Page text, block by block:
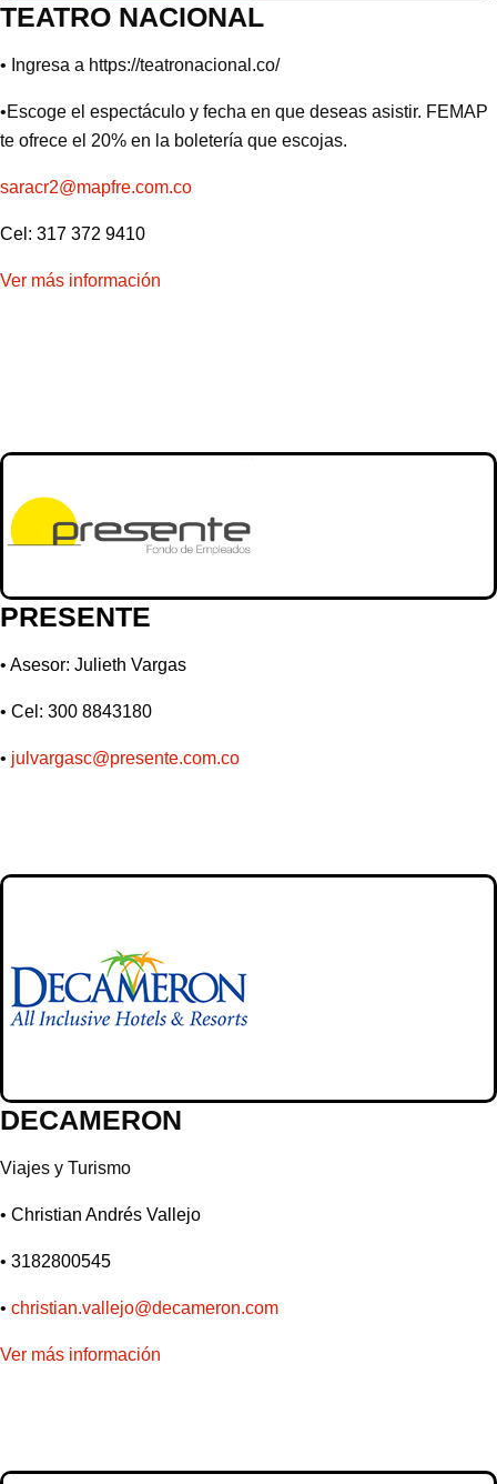
TEATRO NACIONAL
• Ingresa a https://teatronacional.co/
•Escoge el espectáculo y fecha en que deseas asistir. FEMAP
te ofrece el 20% en la boletería que escojas.
saracr2@mapfre.com.co
Cel: 317 372 9410
Ver más información
PRESENTE
• Asesor: Julieth Vargas
• Cel: 300 8843180
• julvargasc@presente.com.co
DECAMERON
Viajes y Turismo
• Christian Andrés Vallejo
• 3182800545
• christian.vallejo@decameron.com
Ver más información